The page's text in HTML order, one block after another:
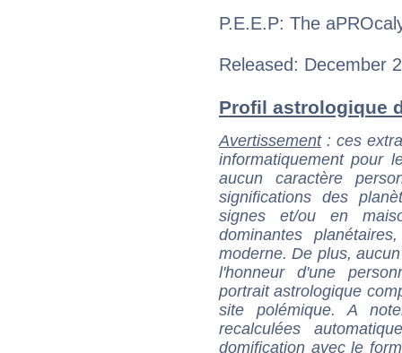
P.E.E.P: The
Released: December
Profil astrologique
Avertissement: ces
informatiquement pour
aucun caractère
significations des
signes et/ou en
dominantes
moderne. De plus,
l'honneur d'une
portrait astrologique
site polémique. A
recalculées
domification avec le